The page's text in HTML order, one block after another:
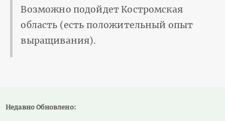
Возможно подойдет Костромская
область (есть положительный опыт
выращивания).
Недавно Обновлено: